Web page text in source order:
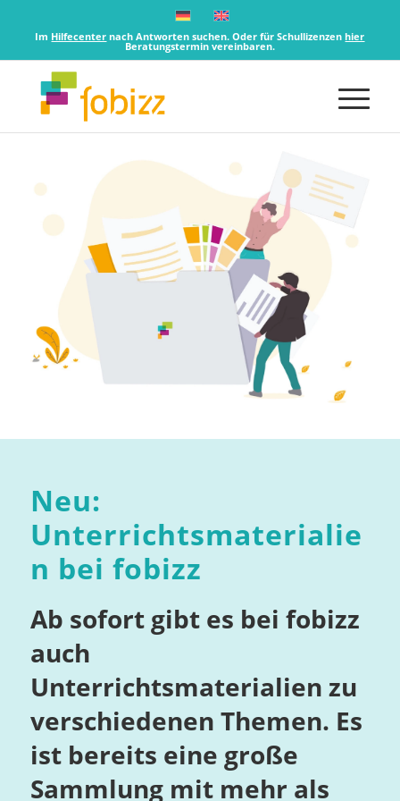
Im Hilfecenter nach Antworten suchen. Oder für Schullizenzenhier
Beratungstermin vereinbaren.
Neu:
Unterrichtsmaterialie
n bei fobizz
Ab sofort gibt es bei fobizz
auch
Unterrichtsmaterialien zu
verschiedenen Themen. Es
ist bereits eine große
Sammlung mit mehr als